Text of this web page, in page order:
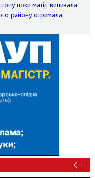
поки матір випивала
району отримала